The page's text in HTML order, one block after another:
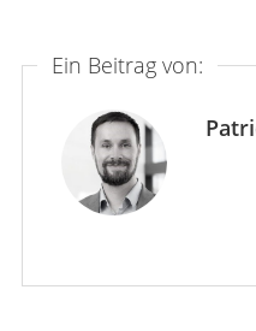
Ein Beitrag von: